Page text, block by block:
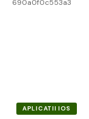
APLICATII IOS